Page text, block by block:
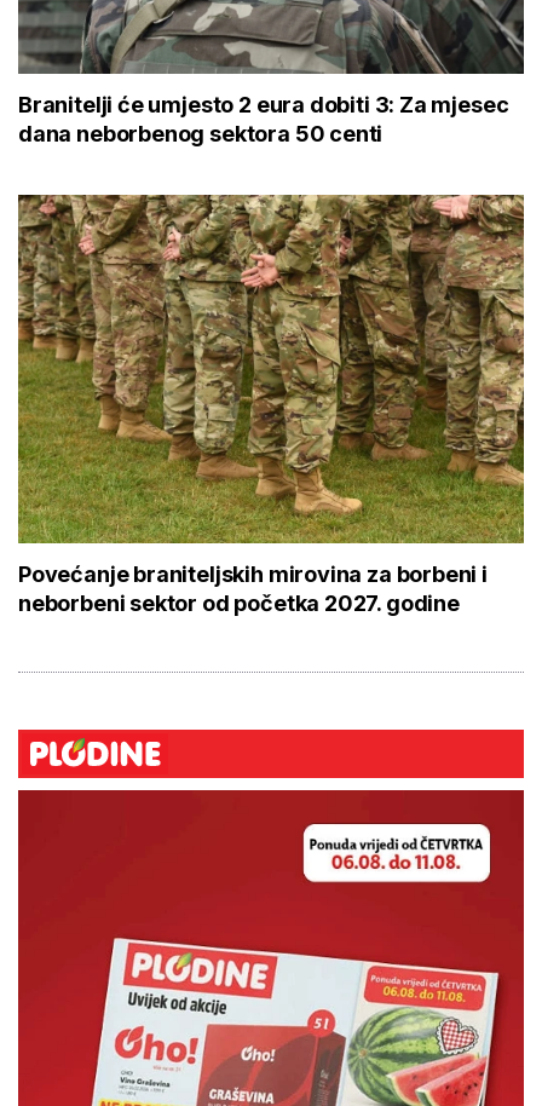
Branitelji će umjesto 2 eura dobiti 3: Za mjesec
dana neborbenog sektora 50 centi
Povećanje braniteljskih mirovina za borbeni i
neborbeni sektor od početka 2027. godine